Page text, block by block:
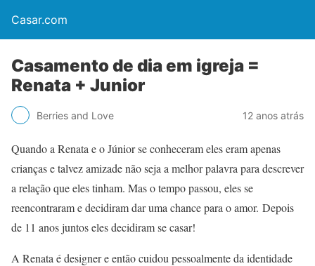
Casar.com
Casamento de dia em igreja =
Renata + Junior
Berries and Love 12 anos atrás
Quando a Renata e o Júnior se conheceram eles eram apenas
crianças e talvez amizade não seja a melhor palavra para descrever
a relação que eles tinham. Mas o tempo passou, eles se
reencontraram e decidiram dar uma chance para o amor. Depois
de 11 anos juntos eles decidiram se casar!
A Renata é designer e então cuidou pessoalmente da identidade